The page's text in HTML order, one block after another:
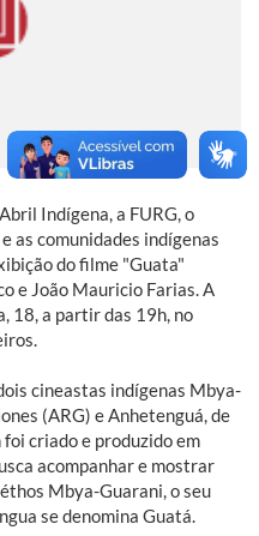
Indígena, a FURG, o
as comunidades indígenas
do filme "Guata"
e João Mauricio Farias. A
18, a partir das 19h, no
cineastas indígenas Mbya-
(ARG) e Anhetenguá, de
criado e produzido em
acompanhar e mostrar
Mbya-Guarani, o seu
se denomina Guatá.